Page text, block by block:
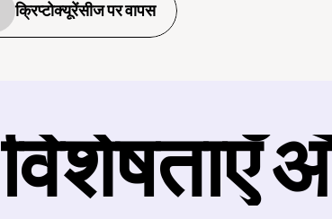
क्रिप्टोक्यूरेंसीज पर वापस
विशेषताएँ